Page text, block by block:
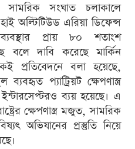
সামরিক সংঘাত চলাকালে
হাই অল্টিটিউড এরিয়া ডিফেন্স
প্রায় ৮০ শতাংশ
বলে দাবি করেছে মার্কিন
প্রতিবেদনে বলা হয়েছে,
প্যাট্রিয়ট ক্ষেপণাস্ত্র
ইন্টারসেপ্টরও ব্যয় হয়েছে। এ
ক্ষেপণাস্ত্র মজুত, সামরিক
অভিযানের প্রস্তুতি নিয়ে